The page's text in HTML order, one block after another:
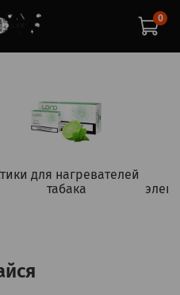
0
для нагревателей
табака